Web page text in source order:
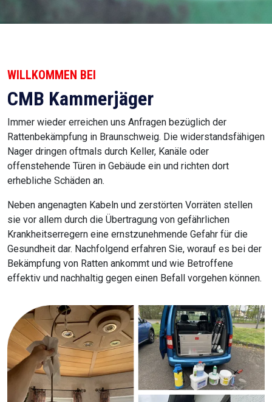
WILLKOMMEN BEI
CMB Kammerjäger
Immer wieder erreichen uns Anfragen bezüglich der
Rattenbekämpfung in Braunschweig. Die widerstandsfähigen
Nager dringen oftmals durch Keller, Kanäle oder
offenstehende Türen in Gebäude ein und richten dort
erhebliche Schäden an.
Neben angenagten Kabeln und zerstörten Vorräten stellen
sie vor allem durch die Übertragung von gefährlichen
Krankheitserregern eine ernstzunehmende Gefahr für die
Gesundheit dar. Nachfolgend erfahren Sie, worauf es bei der
Bekämpfung von Ratten ankommt und wie Betroffene
effektiv und nachhaltig gegen einen Befall vorgehen können.